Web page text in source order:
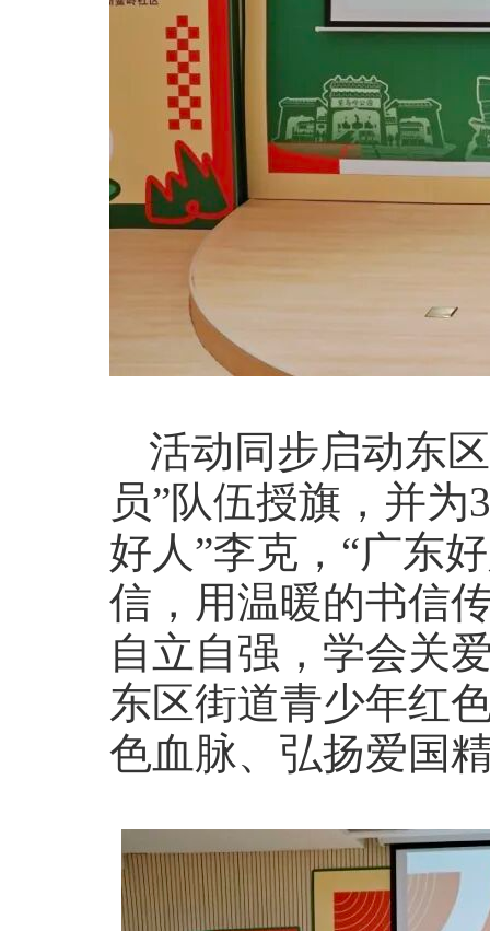
活动同步启动东
员”队伍授旗，并
好人”李克，“广东
信，用温暖的书信
自立自强，学会关
东区街道青少年红
色血脉、弘扬爱国